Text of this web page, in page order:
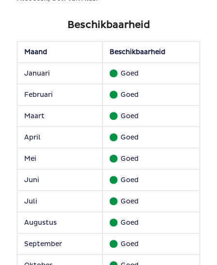
Beschikbaarheid
Maand Beschikbaarheid
Januari Goed
Februari Goed
Maart Goed
April Goed
Mei Goed
Juni Goed
Juli Goed
Augustus Goed
September Goed